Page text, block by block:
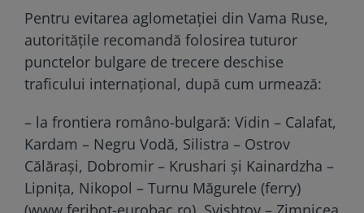
Pentru evitarea aglometației din Vama Ruse,
autoritățile recomandă folosirea tuturor
punctelor bulgare de trecere deschise
traficului internaţional, după cum urmează:
– la frontiera româno-bulgară: Vidin – Calafat,
Kardam – Negru Vodă, Silistra – Ostrov
Călăraşi, Dobromir – Krushari şi Kainardzha –
Lipniţa, Nikopol – Turnu Măgurele (ferry)